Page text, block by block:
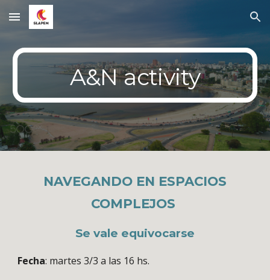
Skip to main content Skip to navigation
A&N activity
NAVEGANDO EN ESPACIOS
COMPLEJOS
Se vale equivocarse
Fecha: martes 3/3 a las 16 hs.